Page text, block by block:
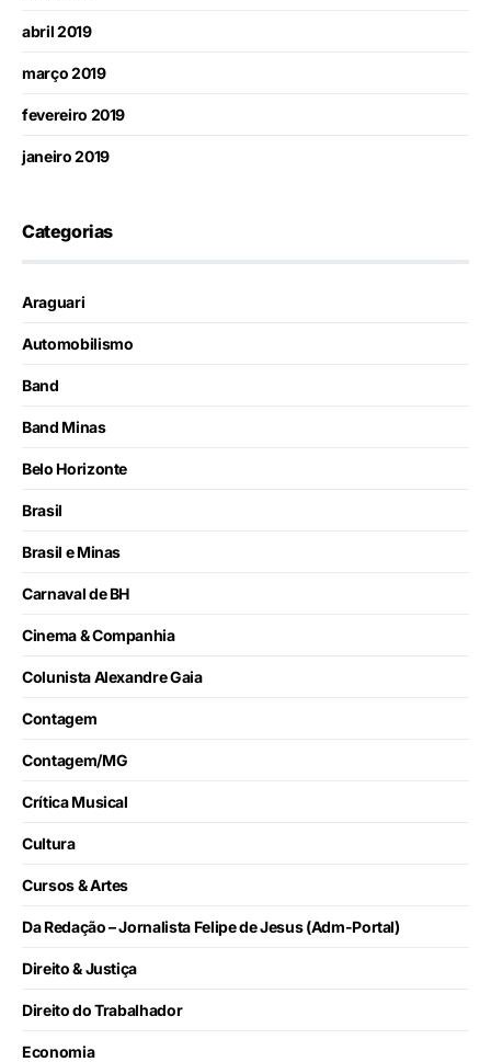
abril 2019
março 2019
fevereiro 2019
janeiro 2019
Categorias
Araguari
Automobilismo
Band
Band Minas
Belo Horizonte
Brasil
Brasil e Minas
Carnaval de BH
Cinema & Companhia
Colunista Alexandre Gaia
Contagem
Contagem/MG
Crítica Musical
Cultura
Cursos & Artes
Da Redação – Jornalista Felipe de Jesus (Adm-Portal)
Direito & Justiça
Direito do Trabalhador
Economia